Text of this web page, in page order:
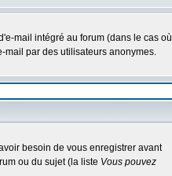
mail intégré au forum (dans le cas où
mail par des utilisateurs anonymes.
besoin de vous enregistrer avant
ou du sujet (la liste Vous pouvez